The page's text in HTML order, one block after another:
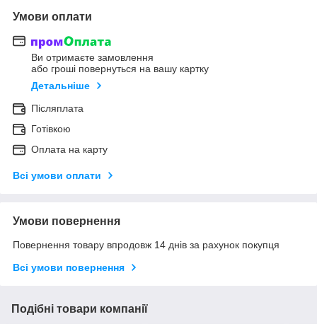
Умови оплати
Ви отримаєте замовлення
або гроші повернуться на вашу картку
Детальніше
Післяплата
Готівкою
Оплата на карту
Всі умови оплати
Умови повернення
Повернення товару впродовж 14 днів за рахунок покупця
Всі умови повернення
Подібні товари компанії